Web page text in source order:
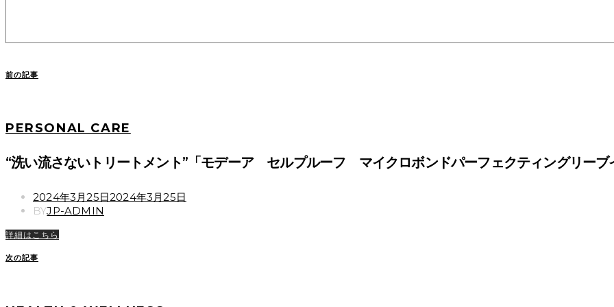
前の記事
PERSONAL CARE
“洗い流さないトリートメント”「モデーア セルプルーフ マイクロボンドパーフェクティングリーブ
POSTED
ON
2024年3月25日2024年3月25日
BYJP-ADMIN
詳細はこちら
次の記事